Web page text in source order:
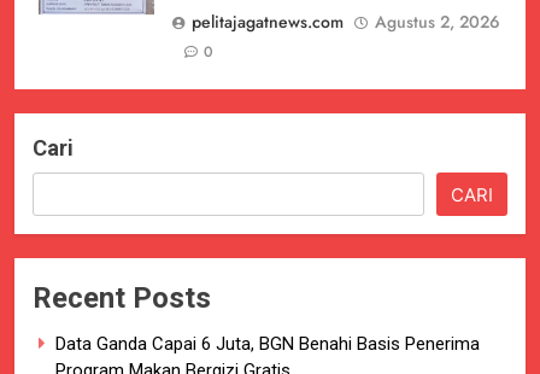
pelitajagatnews.com
Agustus 2, 2026
0
Cari
CARI
Recent Posts
Data Ganda Capai 6 Juta, BGN Benahi Basis Penerima